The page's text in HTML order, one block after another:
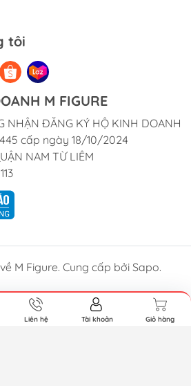
tôi
M FIGURE
NHẬN ĐĂNG KÝ HỘ KINH DOANH
cấp ngày 18/10/2024
NAM TỪ LIÊM
M Figure. Cung cấp bởi Sapo.
Liên hệ Tài khoản Giỏ hàng